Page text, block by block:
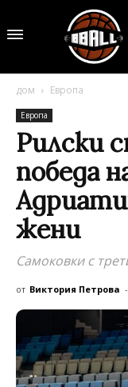
дом Европа
Европа
Рилски
победа
жени
Самоковки с
от Виктория Петрова -